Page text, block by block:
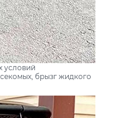
условий
брызг жидкого